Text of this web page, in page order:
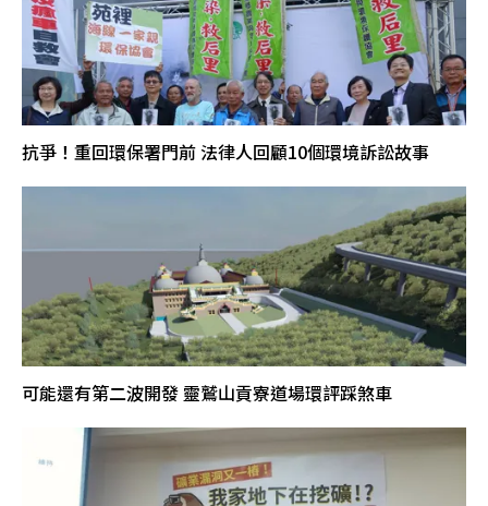
抗爭！重回環保署門前 法律人回顧10個環境訴訟故事
可能還有第二波開發 靈鷲山貢寮道場環評踩煞車